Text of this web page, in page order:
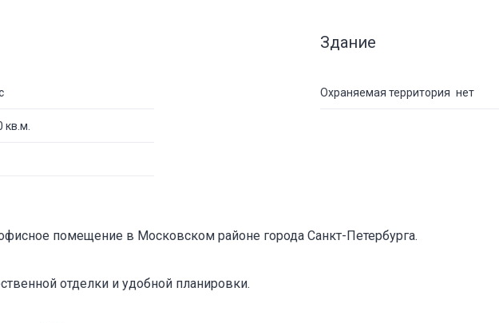
кв.м.
Здание
Охраняемая территория нет
помещение в Московском районе города Санкт-Петербурга.
отделки и удобной планировки.